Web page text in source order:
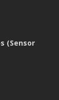
(Sensor